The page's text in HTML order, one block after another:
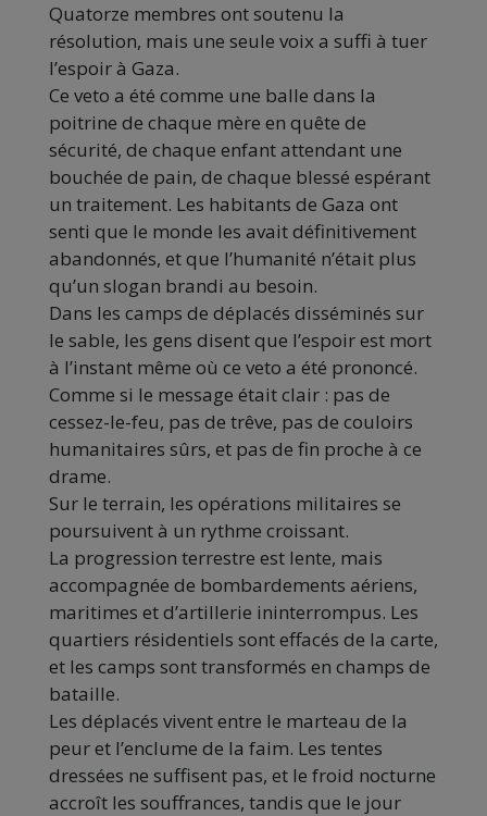
Quatorze membres ont soutenu la
résolution, mais une seule voix a suffi à tuer
l’espoir à Gaza.
Ce veto a été comme une balle dans la
poitrine de chaque mère en quête de
sécurité, de chaque enfant attendant une
bouchée de pain, de chaque blessé espérant
un traitement. Les habitants de Gaza ont
senti que le monde les avait définitivement
abandonnés, et que l’humanité n’était plus
qu’un slogan brandi au besoin.
Dans les camps de déplacés disséminés sur
le sable, les gens disent que l’espoir est mort
à l’instant même où ce veto a été prononcé.
Comme si le message était clair : pas de
cessez-le-feu, pas de trêve, pas de couloirs
humanitaires sûrs, et pas de fin proche à ce
drame.
Sur le terrain, les opérations militaires se
poursuivent à un rythme croissant.
La progression terrestre est lente, mais
accompagnée de bombardements aériens,
maritimes et d’artillerie ininterrompus. Les
quartiers résidentiels sont effacés de la carte,
et les camps sont transformés en champs de
bataille.
Les déplacés vivent entre le marteau de la
peur et l’enclume de la faim. Les tentes
dressées ne suffisent pas, et le froid nocturne
accroît les souffrances, tandis que le jour